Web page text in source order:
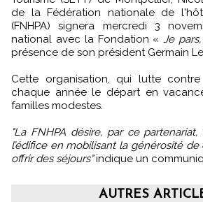
de la Fédération nationale de
(FNHPA) signera mercredi 3
national avec la Fondation «
Je
présence de son président Germain
Cette organisation, qui lutte contre
chaque année le départ en
familles modestes.
"La FNHPA désire, par ce
l’édifice en mobilisant la générosité
offrir des séjours"indique un
AUTRES